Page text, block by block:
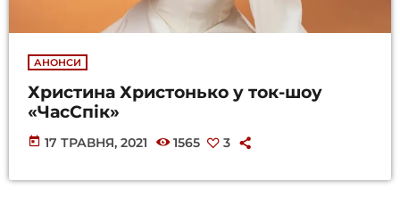
АНОНСИ
Христина Христонько у ток-шоу
«ЧасСпік»
today 17 ТРАВНЯ, 2021 1565 3